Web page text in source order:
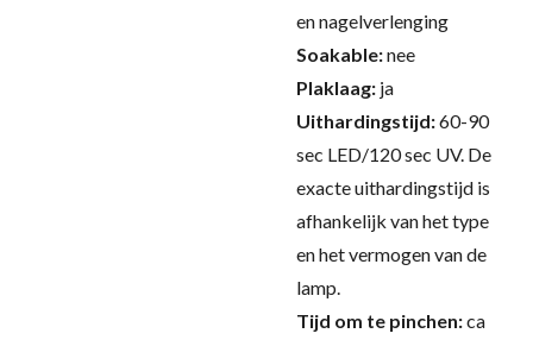
en nagelverlenging
Soakable:nee
Plaklaag: ja
Uithardingstijd:60-90
sec LED/120 sec UV. De
exacte uithardingstijd is
afhankelijk van het type
en het vermogen van de
lamp.
Tijd om te pinchen:ca